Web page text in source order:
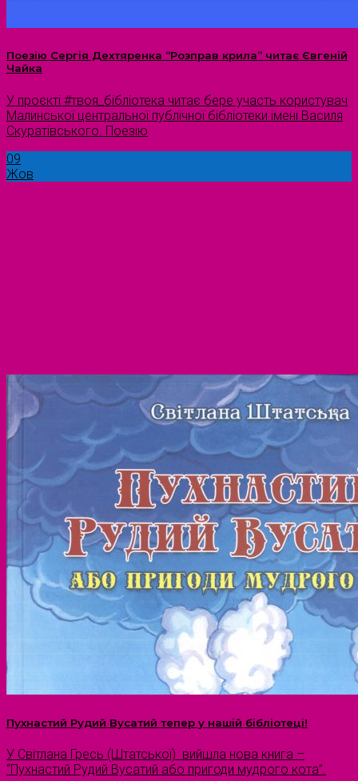
Поезію Сергія Дехтяренка “Розправ крила” читає Євгеній
Чайка
У проєкті #твоя_бібліотека читає бере участь користувач
Малинської центральної публічної бібліотеки імені Василя
Скуратівського. Поезію
09
Жов
Пухнастий Рудий Вусатий тепер у нашій бібліотеці!
У Світлана Гресь (Штатської) вийшла нова книга –
“Пухнастий Рудий Вусатий або пригоди мудрого кота”.